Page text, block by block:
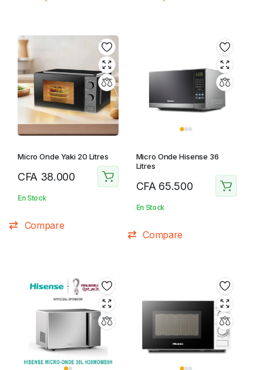
Micro Onde Yaki 20 Litres
CFA 38.000
En Stock
Compare
Micro Onde Hisense 36
Litres
CFA 65.500
En Stock
Compare